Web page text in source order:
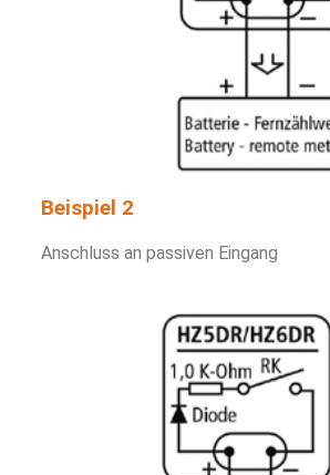
Beispiel 2
Anschluss an passiven Eingang